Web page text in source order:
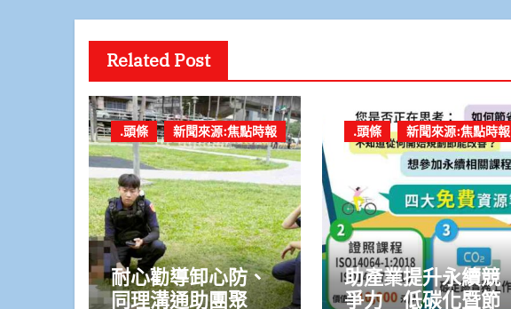
Related Post
.頭條 新聞來源:焦點時報
耐心勸導卸心防、
同理溝通助團聚
.頭條 新聞來源:焦點時報
助產業提升永續競
爭力 低碳化暨節